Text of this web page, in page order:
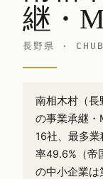
継・
長野県 ·
南相木村（長
の事業承継・
16社、最多
率49.6%（帝
の中小企業は